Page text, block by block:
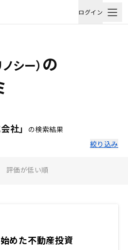
ログイン
ノシー） の
社」
の検索結果
絞り込み
評価が低い順
めた不動産投資